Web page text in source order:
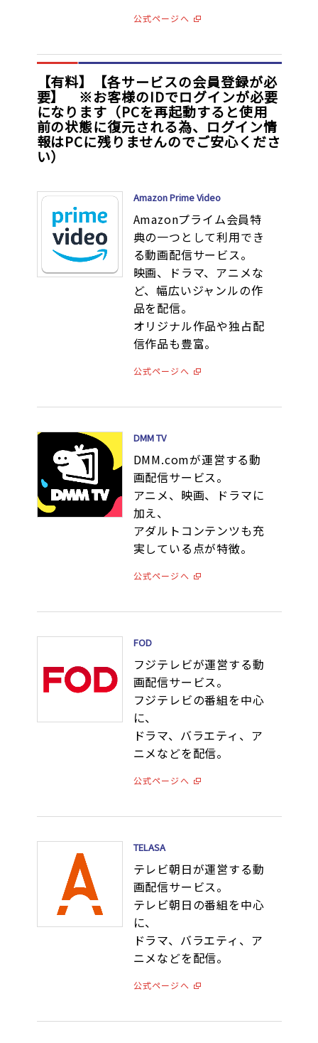
公式ページへ
【有料】【各サービスの会員登録が必
要】 ※お客様のIDでログインが必要
になります（PCを再起動すると使用
前の状態に復元される為、ログイン情
報はPCに残りませんのでご安心くださ
い）
Amazon Prime Video
Amazonプライム会員特
典の一つとして利用でき
る動画配信サービス。
映画、ドラマ、アニメな
ど、幅広いジャンルの作
品を配信。
オリジナル作品や独占配
信作品も豊富。
公式ページへ
DMM TV
DMM.comが運営する動
画配信サービス。
アニメ、映画、ドラマに
加え、
アダルトコンテンツも充
実している点が特徴。
公式ページへ
FOD
フジテレビが運営する動
画配信サービス。
フジテレビの番組を中心
に、
ドラマ、バラエティ、ア
ニメなどを配信。
公式ページへ
TELASA
テレビ朝日が運営する動
画配信サービス。
テレビ朝日の番組を中心
に、
ドラマ、バラエティ、ア
ニメなどを配信。
公式ページへ